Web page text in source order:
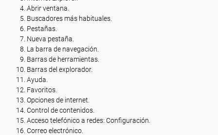
Abrir ventana.
Buscadores más habituales.
Pestañas.
Nueva pestaña.
La barra de navegación.
Barras de herramientas.
Barras del explorador.
Ayuda.
Favoritos.
Opciones de internet.
Control de contenidos.
Acceso telefónico a redes: Configuración.
Correo electrónico.